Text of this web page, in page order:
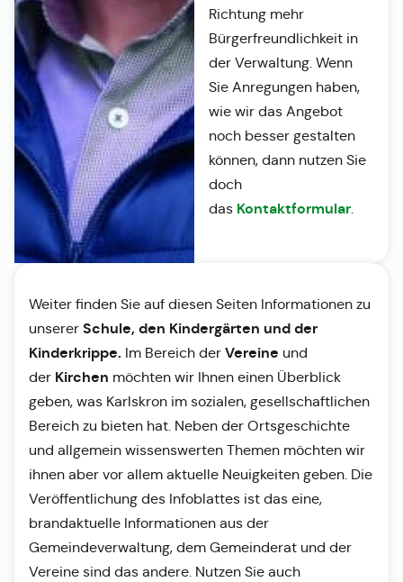
Richtung mehr
Bürgerfreundlichkeit in
der Verwaltung. Wenn
Sie Anregungen haben,
wie wir das Angebot
noch besser gestalten
können, dann nutzen Sie
doch
das Kontaktformular.
Weiter finden Sie auf diesen Seiten Informationen zu
unserer Schule, den Kindergärten und der
Kinderkrippe. Im Bereich der Vereine und
der Kirchen möchten wir Ihnen einen Überblick
geben, was Karlskron im sozialen, gesellschaftlichen
Bereich zu bieten hat. Neben der Ortsgeschichte
und allgemein wissenswerten Themen möchten wir
ihnen aber vor allem aktuelle Neuigkeiten geben. Die
Veröffentlichung des Infoblattes ist das eine,
brandaktuelle Informationen aus der
Gemeindeverwaltung, dem Gemeinderat und der
Vereine sind das andere. Nutzen Sie auch